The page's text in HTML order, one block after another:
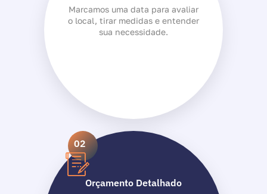
Marcamos uma data para avaliar
o local, tirar medidas e entender
sua necessidade.
02
Orçamento Detalhado